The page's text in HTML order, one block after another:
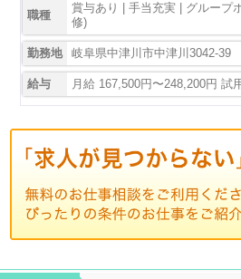
職種
賞与あり | 手当充実 | グループ
修)
勤務地 岐阜県中津川市中津川3042-39
給与 月給 167,500円〜248,200円 試